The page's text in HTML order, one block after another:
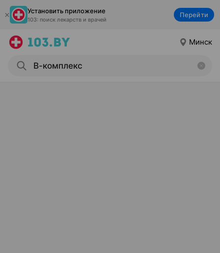
Установить приложение
103: поиск лекарств и врачей
Перейти
Минск